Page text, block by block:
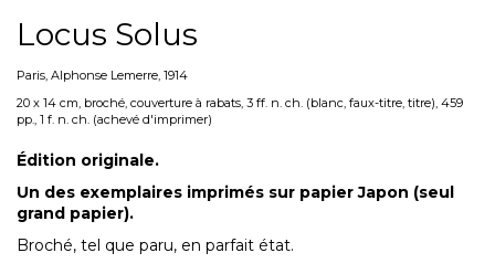
Locus Solus
Paris, Alphonse Lemerre, 1914
20 x 14 cm, broché, couverture à rabats, 3 ff. n. ch. (blanc, faux-titre, titre), 459
pp., 1 f. n. ch. (achevé d'imprimer)
Édition originale.
Un des exemplaires imprimés sur papier Japon (seul
grand papier).
Broché, tel que paru, en parfait état.